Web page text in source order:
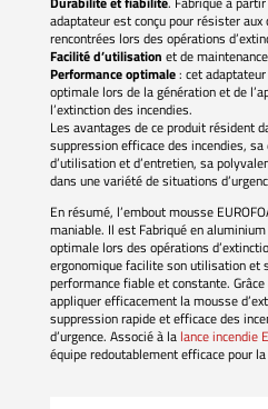
adaptateur est conçu pour résister
rencontrées lors des opérations
Facilité d’utilisation et de
Performance optimale: cet
optimale lors de la génération et de
l’extinction des incendies.
Les avantages de ce produit résident
suppression efficace des incendies,
d’utilisation et d’entretien, sa
dans une variété de situations
En résumé, l’embout mousse
maniable. Il est Fabriqué en
optimale lors des opérations
ergonomique facilite son utilisation et
performance fiable et constante.
appliquer efficacement la mousse
suppression rapide et efficace des
d’urgence. Associé à la lance incendie
équipe redoutablement efficace pour